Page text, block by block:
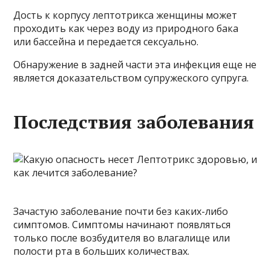
Дость к корпусу лептотрикса женщины может
проходить как через воду из природного бака
или бассейна и передается сексуально.
Обнаружение в задней части эта инфекция еще не
является доказательством супружеского супруга.
Последствия заболевания
Зачастую заболевание почти без каких-либо
симптомов. Симптомы начинают появляться
только после возбудителя во влагалище или
полости рта в больших количествах.